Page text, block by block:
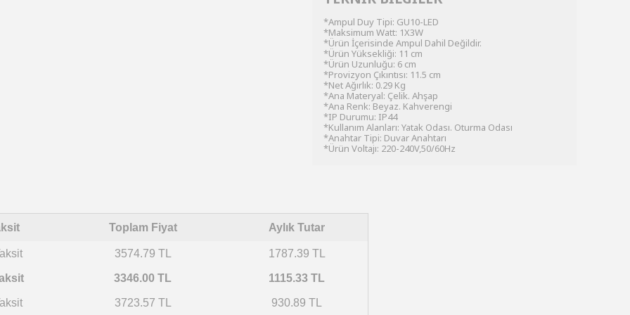
*Ampul Duy Tipi: GU10-LED
*Maksimum Watt: 1X3W
*Ürün İçerisinde Ampul Dahil Değildir.
*Ürün Yüksekliği: 11 cm
*Ürün Uzunluğu: 6 cm
*Provizyon Çıkıntısı: 11.5 cm
*Net Ağırlık: 0.29 Kg
*Ana Materyal: Çelik. Ahşap
*Ana Renk: Beyaz. Kahverengi
*IP Durumu: IP44
*Kullanım Alanları: Yatak Odası. Oturma Odası
*Anahtar Tipi: Duvar Anahtarı
*Ürün Voltajı: 220-240V,50/60Hz
Toplam Fiyat Aylık Tutar
3574.79 TL 1787.39 TL
3346.00 TL 1115.33 TL
3723.57 TL 930.89 TL